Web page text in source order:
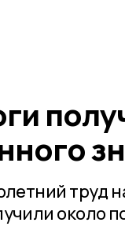
труд
около